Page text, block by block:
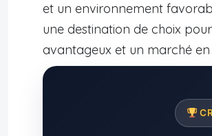
et un environnement
une destination de choix
avantageux et un marché en